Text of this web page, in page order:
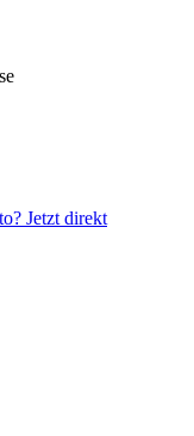
Jetzt direkt